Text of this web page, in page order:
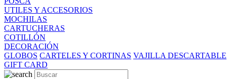
UTILES Y ACCESORIOS
MOCHILAS
CARTUCHERAS
COTILLÓN
DECORACIÓN
GLOBOS CARTELES Y CORTINAS VAJILLA DESCARTABLE
GIFT CARD